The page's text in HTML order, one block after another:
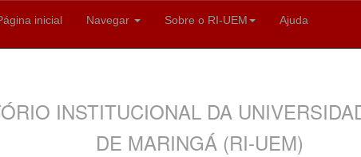
inicial Navegar Sobre o RI-UEM Ajuda
INSTITUCIONAL DA
DE MARINGÁ (RI-UEM)